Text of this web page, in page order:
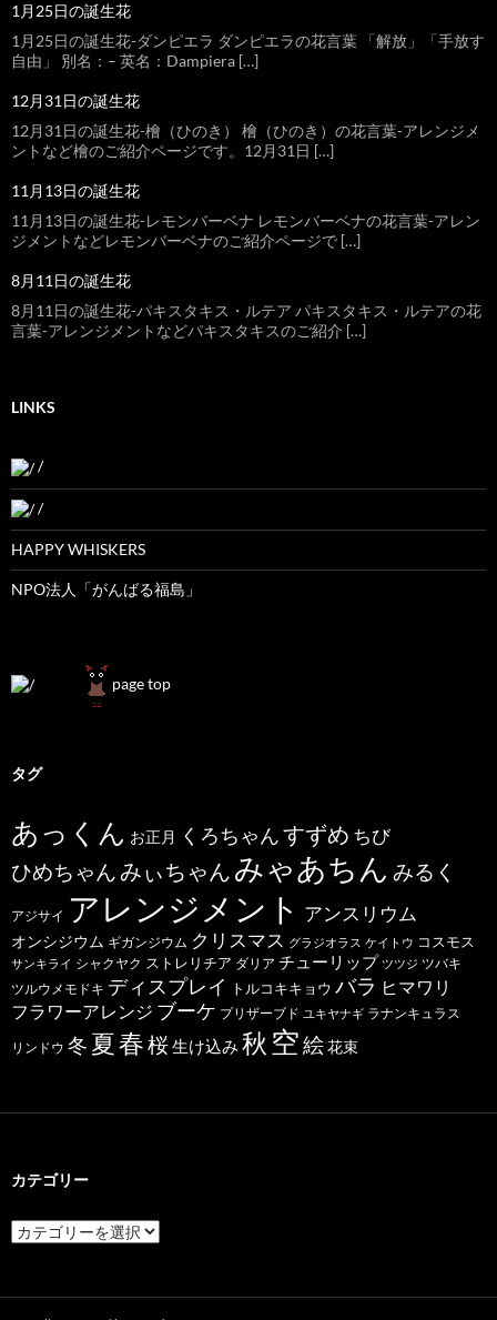
1月25日の誕生花
1月25日の誕生花-ダンピエラ ダンピエラの花言葉 「解放」「手放す
自由」 別名：– 英名：Dampiera […]
12月31日の誕生花
12月31日の誕生花-檜（ひのき） 檜（ひのき）の花言葉-アレンジメ
ントなど檜のご紹介ページです。12月31日 […]
11月13日の誕生花
11月13日の誕生花-レモンバーベナ レモンバーベナの花言葉-アレン
ジメントなどレモンバーベナのご紹介ページで […]
8月11日の誕生花
8月11日の誕生花-パキスタキス・ルテア パキスタキス・ルテアの花
言葉-アレンジメントなどパキスタキスのご紹介 […]
LINKS
/
/
HAPPY WHISKERS
NPO法人「がんばる福島」
page top
タグ
あっくん お正月 くろちゃんすずめ ちび
ひめちゃんみぃちゃん みゃあちん みるく
アジサイ アレンジメント アンスリウム
オンシジウム ギガンジウム クリスマス グラジオラス ケイトウ コスモス
サンキライ シャクヤク ストレリチア ダリア チューリップ ツツジ ツバキ
ツルウメモドキ ディスプレイ トルコキキョウ バラ ヒマワリ
フラワーアレンジ ブーケ プリザーブド ユキヤナギ ラナンキュラス
リンドウ 冬 夏春桜生け込み 秋 空絵花束
カテゴリー
カ
テ